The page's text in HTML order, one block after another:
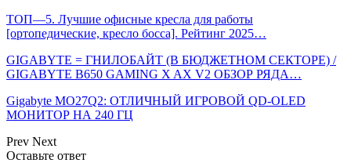
ТОП—5. Лучшие офисные кресла для работы
[ортопедические, кресло босса]. Рейтинг 2025…
GIGABYTE = ГНИЛОБАЙТ (В БЮДЖЕТНОМ СЕКТОРЕ) /
GIGABYTE B650 GAMING X AX V2 ОБЗОР РЯДА…
Gigabyte MO27Q2: ОТЛИЧНЫЙ ИГРОВОЙ QD-OLED
МОНИТОР НА 240 ГЦ
Prev Next
Оставьте ответ